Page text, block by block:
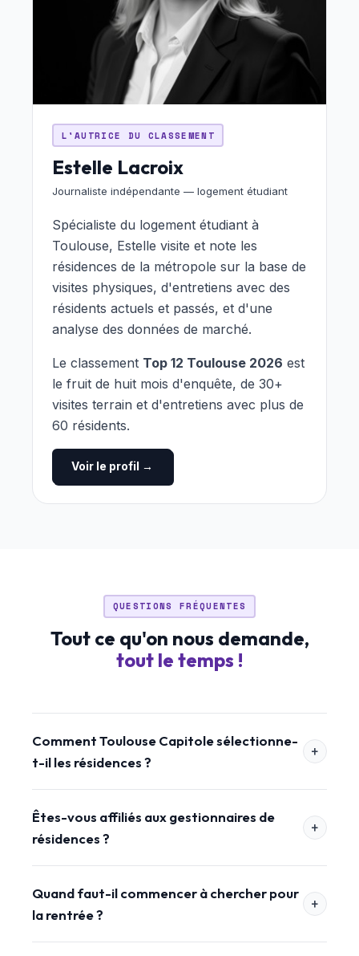
L'AUTRICE DU CLASSEMENT
Estelle Lacroix
Journaliste indépendante — logement étudiant
Spécialiste du logement étudiant à
Toulouse, Estelle visite et note les
résidences de la métropole sur la base de
visites physiques, d'entretiens avec des
résidents actuels et passés, et d'une
analyse des données de marché.
Le classement Top 12 Toulouse 2026 est
le fruit de huit mois d'enquête, de 30+
visites terrain et d'entretiens avec plus de
60 résidents.
Voir le profil →
QUESTIONS FRÉQUENTES
Tout ce qu'on nous demande,
tout le temps !
Comment Toulouse Capitole sélectionne-
t-il les résidences ?
Êtes-vous affiliés aux gestionnaires de
résidences ?
Quand faut-il commencer à chercher pour
la rentrée ?